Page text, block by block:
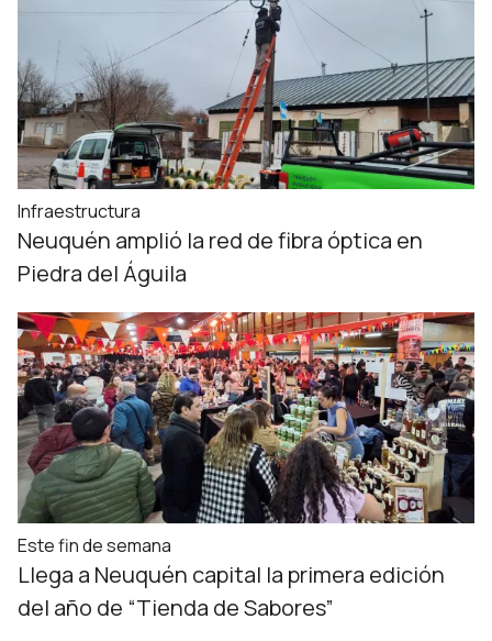
Infraestructura
Neuquén amplió la red de fibra óptica en
Piedra del Águila
Este fin de semana
Llega a Neuquén capital la primera edición
del año de “Tienda de Sabores”